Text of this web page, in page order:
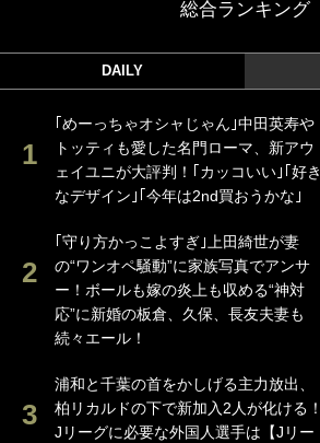
総合ランキング
DAILY
｢めーっちゃオシャじゃん｣中田英寿や
トッティも愛した名門ローマ、新アウ
ェイユニが大評判！｢カッコいい｣｢好き
なデザイン｣｢今年は2nd買おうかな｣
｢守り方かっこよすぎ｣上田綺世が妻
の“ワンオペ騒動”に家族写真でアンサ
ー！ボールも嫁の炎上も収める“神対
応”に新婚の板倉、久保、長友夫妻も
続々エール！
浦和と千葉の首をかしげる主力放出、
柏リカルドの下で新加入2人が化ける！
Jリーグに必要な外国人選手は【Jリー